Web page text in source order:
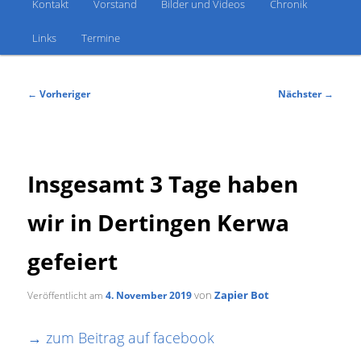
Kontakt Vorstand Bilder und Videos Chronik
Links Termine
Beitragsnavigation
← Vorheriger Nächster →
Insgesamt 3 Tage haben
wir in Dertingen Kerwa
gefeiert
Veröffentlicht am4. November 2019vonZapier Bot
→ zum Beitrag auf facebook